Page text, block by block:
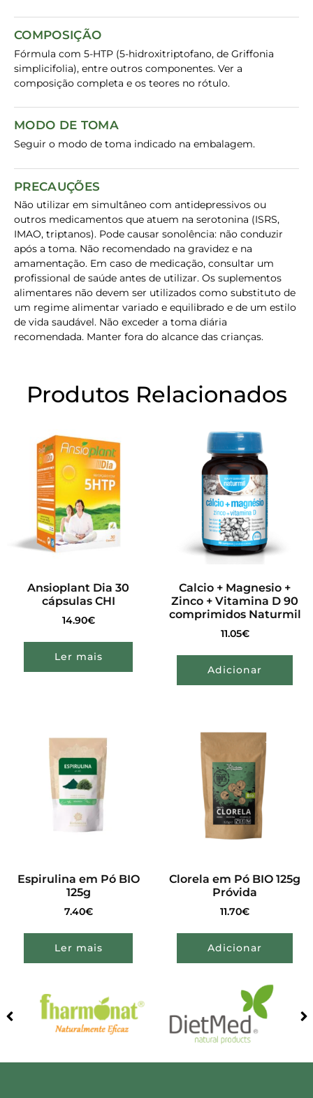
COMPOSIÇÃO
Fórmula com 5-HTP (5-hidroxitriptofano, de Griffonia
simplicifolia), entre outros componentes. Ver a
composição completa e os teores no rótulo.
MODO DE TOMA
Seguir o modo de toma indicado na embalagem.
PRECAUÇÕES
Não utilizar em simultâneo com antidepressivos ou
outros medicamentos que atuem na serotonina (ISRS,
IMAO, triptanos). Pode causar sonolência: não conduzir
após a toma. Não recomendado na gravidez e na
amamentação. Em caso de medicação, consultar um
profissional de saúde antes de utilizar. Os suplementos
alimentares não devem ser utilizados como substituto de
um regime alimentar variado e equilibrado e de um estilo
de vida saudável. Não exceder a toma diária
recomendada. Manter fora do alcance das crianças.
Produtos Relacionados
Ansioplant Dia 30
cápsulas CHI
14.90€
Ler mais
Calcio + Magnesio +
Zinco + Vitamina D 90
comprimidos Naturmil
11.05€
Adicionar
Espirulina em Pó BIO
125g
7.40€
Ler mais
Clorela em Pó BIO 125g
Próvida
11.70€
Adicionar